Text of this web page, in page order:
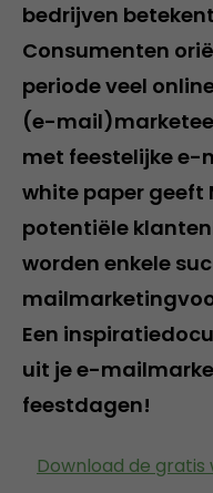
bedrijven
Consumenten
periode veel
(e-
met feestelijke e-
white paper geeft
potentiële
worden enkele
Een
uit je e-
feestdagen!
Download de